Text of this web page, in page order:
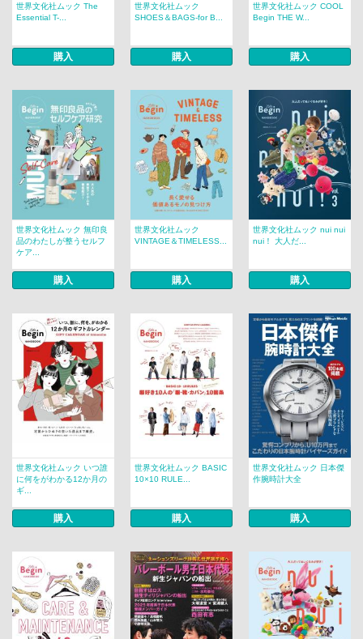
世界文化社ムック The
Essential T-...
購入
世界文化社ムック
SHOES＆BAGS-for B...
購入
世界文化社ムック COOL
Begin THE W...
購入
世界文化社ムック 無印良
品のわたしが整うセルフ
ケア...
購入
世界文化社ムック
VINTAGE＆TIMELESS...
購入
世界文化社ムック nui nui
nui！ 大人だ...
購入
世界文化社ムック いつ誰
に何をがわかる12か月の
ギ...
購入
世界文化社ムック BASIC
10×10 RULE...
購入
世界文化社ムック 日本傑
作腕時計大全
購入